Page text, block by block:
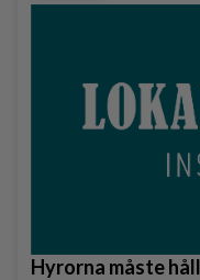
Hyrorna måste